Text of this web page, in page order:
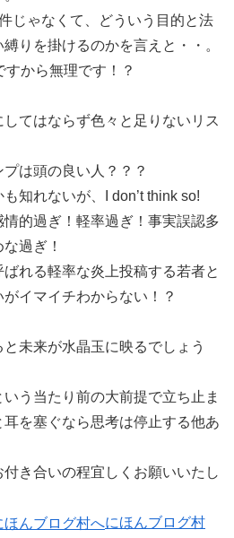
じゃなくて、どういう目的と法
りを掛けるのかを言えと・・。
から無理です！？
てはならず色々と足りないリス
は頭の良い人？？？
知れないが、I don’t think so!
的過ぎ！軽率過ぎ！事実誤認多
過ぎ！
れる軽率な炎上投稿する若者と
イマイチわからない！？
未来が水晶玉に映るでしょう
いう当たり前の大前提で立ち止ま
を塞ぐなら思考は停止する他あ
き合いの程宜しくお願いいたし
にほんブログ村